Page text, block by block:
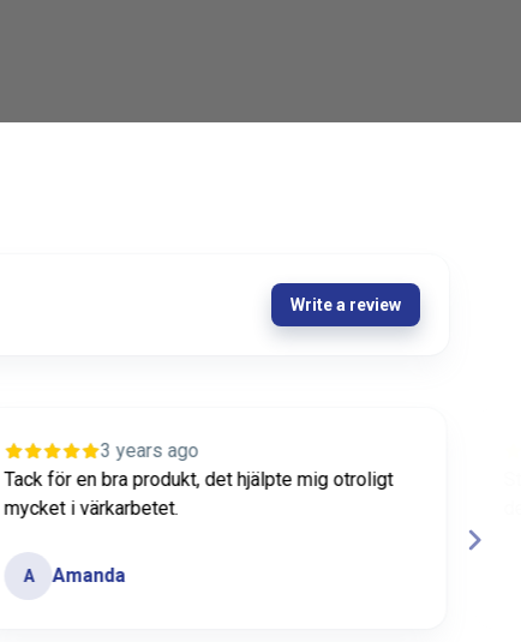
Write a review
3 years ago
Stort Tack för snabb handläggning, uppskattar
det verkligen!
M Maria